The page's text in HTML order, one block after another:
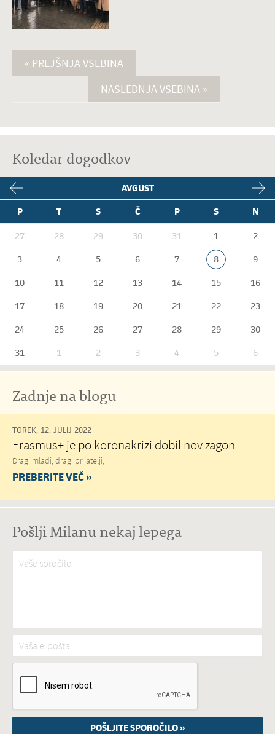
« PREJŠNJA VSEBINA
NASLEDNJA VSEBINA »
Koledar dogodkov
AVGUST
P
T S Č P S N
27 28 29 30 31 1
2
3
4 5 6 7 8
9
10
11 12 13 14 15
16
17
18 19 20 21 22
23
24
25 26 27 28 29
30
31
1 2 3 4 5 6
Zadnje na blogu
TOREK, 12. JULIJ 2022
Erasmus+ je po koronakrizi dobil nov zagon
Dragi mladi, dragi prijatelji,
PREBERITE VEČ »
Pošlji Milanu nekaj lepega
Vaše spročilo*
Vaša e-pošta*